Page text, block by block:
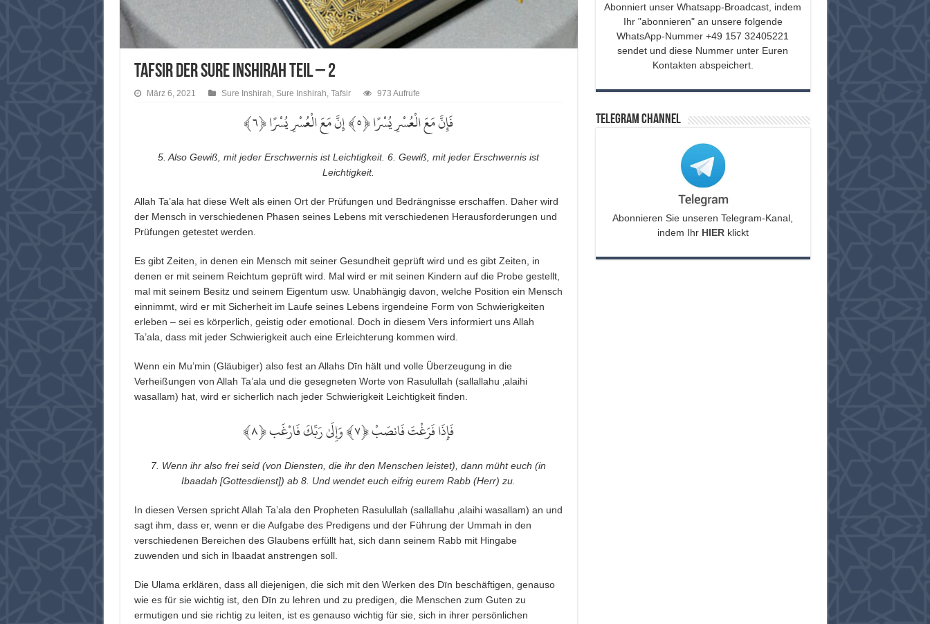
Tafsir der Sure Inshirah Teil – 2
März 6, 2021 Sure Inshirah, Sure Inshirah, Tafsir 973 Aufrufe
فَإِنَّ مَعَ الْعُسْرِ يُسْرًا ﴿٥﴾ إِنَّ مَعَ الْعُسْرِ يُسْرًا ﴿٦﴾
5. Also Gewiß, mit jeder Erschwernis ist Leichtigkeit. 6. Gewiß, mit jeder Erschwernis ist
Leichtigkeit.
Allah Ta’ala hat diese Welt als einen Ort der Prüfungen und Bedrängnisse erschaffen. Daher wird
der Mensch in verschiedenen Phasen seines Lebens mit verschiedenen Herausforderungen und
Prüfungen getestet werden.
Es gibt Zeiten, in denen ein Mensch mit seiner Gesundheit geprüft wird und es gibt Zeiten, in
denen er mit seinem Reichtum geprüft wird. Mal wird er mit seinen Kindern auf die Probe gestellt,
mal mit seinem Besitz und seinem Eigentum usw. Unabhängig davon, welche Position ein Mensch
einnimmt, wird er mit Sicherheit im Laufe seines Lebens irgendeine Form von Schwierigkeiten
erleben – sei es körperlich, geistig oder emotional. Doch in diesem Vers informiert uns Allah
Ta’ala, dass mit jeder Schwierigkeit auch eine Erleichterung kommen wird.
Wenn ein Mu’min (Gläubiger) also fest an Allahs Dīn hält und volle Überzeugung in die
Verheißungen von Allah Ta’ala und die gesegneten Worte von Rasulullah (sallallahu ‚alaihi
wasallam) hat, wird er sicherlich nach jeder Schwierigkeit Leichtigkeit finden.
فَإِذَا فَرَغْتَ فَانصَبْ ﴿٧﴾ وَإِلَىٰ رَبِّكَ فَارْغَب ﴿٨﴾
7. Wenn ihr also frei seid (von Diensten, die ihr den Menschen leistet), dann müht euch (in
Ibaadah [Gottesdienst]) ab 8. Und wendet euch eifrig eurem Rabb (Herr) zu.
In diesen Versen spricht Allah Ta’ala den Propheten Rasulullah (sallallahu ‚alaihi wasallam) an und
sagt ihm, dass er, wenn er die Aufgabe des Predigens und der Führung der Ummah in den
verschiedenen Bereichen des Glaubens erfüllt hat, sich dann seinem Rabb mit Hingabe
zuwenden und sich in Ibaadat anstrengen soll.
Die Ulama erklären, dass all diejenigen, die sich mit den Werken des Dīn beschäftigen, genauso
wie es für sie wichtig ist, den Dīn zu lehren und zu predigen, die Menschen zum Guten zu
ermutigen und sie richtig zu leiten, ist es genauso wichtig für sie, sich in ihrer persönlichen
Abonniert unser Whatsapp-Broadcast, indem
Ihr "abonnieren" an unsere folgende
WhatsApp-Nummer +49 157 32405221
sendet und diese Nummer unter Euren
Kontakten abspeichert.
Telegram Channel
Abonnieren Sie unseren Telegram-Kanal,
indem Ihr HIERklickt